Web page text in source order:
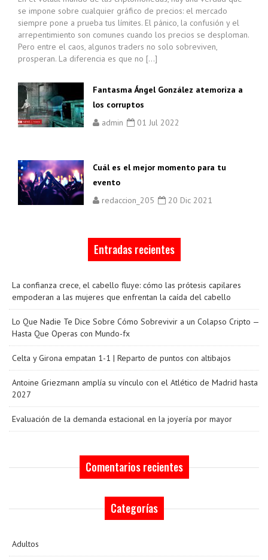
se impone sobre cualquier gráfico de precios: el mercado
siempre pone a prueba tus límites. El pánico, la confusión y el
arrepentimiento son comunes cuando los precios se desploman.
Pero entre el caos, algunos traders no solo sobreviven,
prosperan. La diferencia es que no […]
Fantasma Ángel González atemoriza a
los corruptos
admin
01 Jul 2022
Cuál es el mejor momento para tu
evento
redaccion_205
20 Dic 2021
Entradas recientes
La confianza crece, el cabello fluye: cómo las prótesis capilares
empoderan a las mujeres que enfrentan la caída del cabello
Lo Que Nadie Te Dice Sobre Cómo Sobrevivir a un Colapso Cripto —
Hasta Que Operas con Mundo-fx
Celta y Girona empatan 1-1 | Reparto de puntos con altibajos
Antoine Griezmann amplía su vínculo con el Atlético de Madrid hasta
2027
Evaluación de la demanda estacional en la joyería por mayor
Comentarios recientes
Categorías
Adultos